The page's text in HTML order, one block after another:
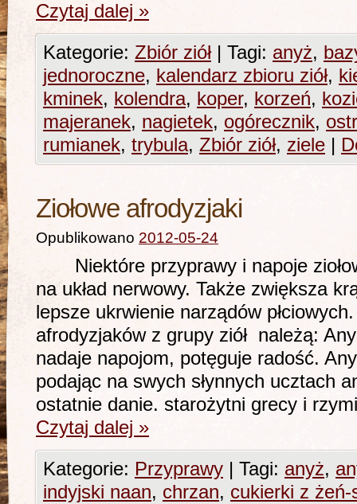
Czytaj dalej »
Kategorie: Zbiór ziół | Tagi: anyż,
jednoroczne, kalendarz zbioru ziół,
kminek, kolendra, koper, korzeń,
majeranek, nagietek, ogórecznik,
rumianek, trybula, Zbiór ziół, ziele |
Ziołowe afrodyzjaki
Opublikowano 2012-05-24
Niektóre przyprawy i napoje
na układ nerwowy. Także zwiększa
lepsze ukrwienie narządów
afrodyzjaków z grupy ziół należą:
nadaje napojom, potęguje radość.
podając na swych słynnych ucztach
ostatnie danie. starożytni grecy i
Czytaj dalej »
Kategorie: Przyprawy | Tagi: anyż,
indyjski naan, chrzan, cukierki z żeń-